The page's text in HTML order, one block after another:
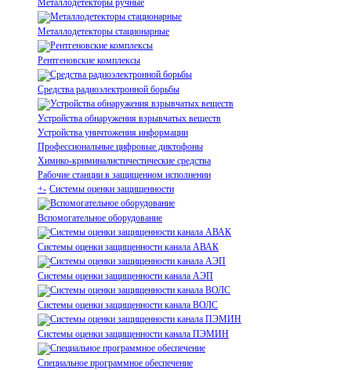
Металлодетекторы ручные
Металлодетекторы стационарные
Рентгеновские комплексы
Средства радиоэлектронной борьбы
Устройства обнаружения взрывчатых веществ
Устройства уничтожения информации
Профессиональные цифровые диктофоны
Химико-криминалистичестические средства
Рабочие станции в защищенном исполнении
+- Системы оценки защищенности
Вспомогательное оборудование
Системы оценки защищенности канала АВАК
Системы оценки защищенности канала АЭП
Системы оценки защищенности канала ВОЛС
Системы оценки защищенности канала ПЭМИН
Специальное программное обеспечение